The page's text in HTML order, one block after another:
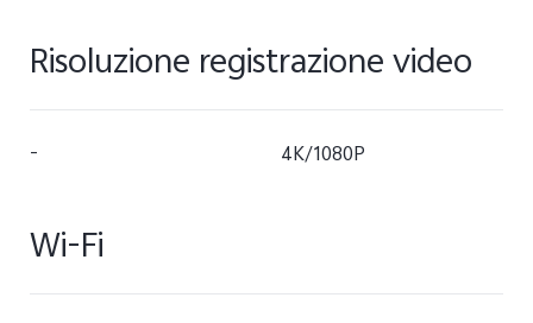
Risoluzione registrazione video
- 4K/1080P
Wi-Fi